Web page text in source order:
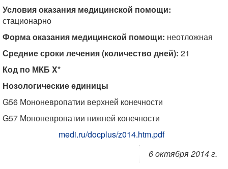
Условия оказания медицинской помощи:
стационарно
Форма оказания медицинской помощи: неотложная
Средние сроки лечения (количество дней): 21
Код по МКБ X*
Нозологические единицы
G56 Мононевропатии верхней конечности
G57 Мононевропатии нижней конечности
medi.ru/docplus/z014.htm.pdf
6 октября 2014 г.